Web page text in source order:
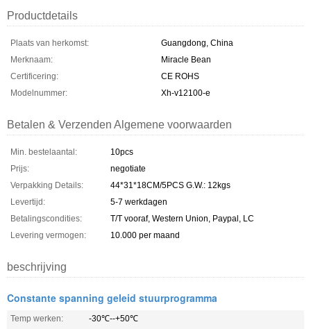
Productdetails
Plaats van herkomst:
Guangdong, China
Merknaam:
Miracle Bean
Certificering:
CE ROHS
Modelnummer:
Xh-v12100-e
Betalen & Verzenden Algemene voorwaarden
Min. bestelaantal:
10pcs
Prijs:
negotiate
Verpakking Details:
44*31*18CM/5PCS G.W.: 12kgs
Levertijd:
5-7 werkdagen
Betalingscondities:
T/T vooraf, Western Union, Paypal, LC
Levering vermogen:
10.000 per maand
beschrijving
Constante spanning geleid stuurprogramma
Temp werken:
-30℃--+50℃